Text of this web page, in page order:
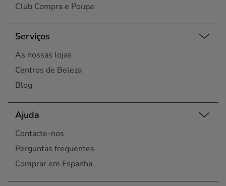
Club Compra e Poupa
Serviços
As nossas lojas
Centros de Beleza
Blog
Ajuda
Contacte-nos
Perguntas frequentes
Comprar em Espanha